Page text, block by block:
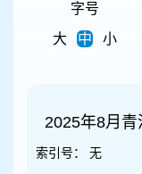
字号
大
中 小
2025年8月
索引号： 无